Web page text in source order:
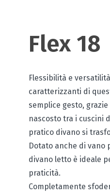
Flex 18
Flessibilità e
caratterizzanti di
semplice gesto,
nascosto tra i cuscini
pratico divano si
Dotato anche di vano
divano letto è ideale
praticità.
Completamente